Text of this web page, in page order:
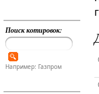
Поиск котировок:
Например: Газпром